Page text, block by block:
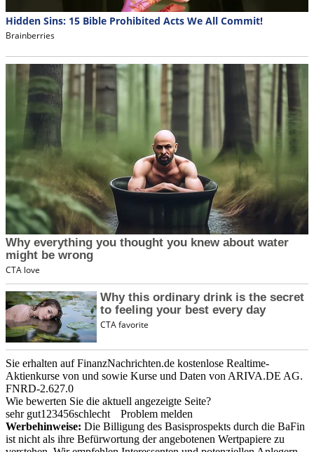
Sie erhalten auf FinanzNachrichten.de kostenlose Realtime-
Aktienkurse von und sowie Kurse und Daten von ARIVA.DE AG.
FNRD-2.627.0
Wie bewerten Sie die aktuell angezeigte Seite?
sehr gut1 23456schlecht
Problem melden
Werbehinweise: Die Billigung des Basisprospekts durch die BaFin
ist nicht als ihre Befürwortung der angebotenen Wertpapiere zu